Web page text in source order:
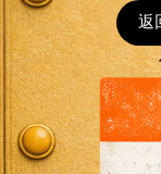
返